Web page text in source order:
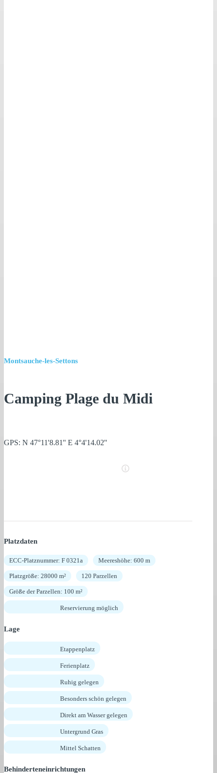
Montsauche-les-Settons
Camping Plage du Midi
GPS: N 47°11'8.81'' E 4°4'14.02''
Platzdaten
ECC-Platznummer: F 0321a Meereshöhe: 600 m
Platzgröße: 28000 m² 120 Parzellen
Größe der Parzellen: 100 m²
Reservierung möglich
Lage
Etappenplatz
Ferienplatz
Ruhig gelegen
Besonders schön gelegen
Direkt am Wasser gelegen
Untergrund Gras
Mittel Schatten
Behinderteneinrichtungen